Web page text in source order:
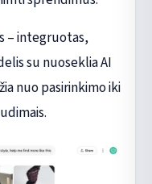
– integruotas,
su nuoseklia AI
nuo pasirinkimo iki